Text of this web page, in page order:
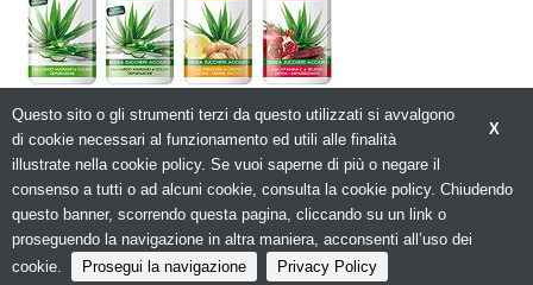
La gamma Vitermine con ALOE VERA si rinnova.
L’Istituto Erboristico L’Angelica rinnova la gamma di Health Drink...
© Copyright 2026. Spachoice.net - La tua Guida al Benessere - N.ro Iscrizione
ROC 20653 - Privacy policy
X
Questo sito o gli strumenti terzi da questo utilizzati si avvalgono
di cookie necessari al funzionamento ed utili alle finalità
illustrate nella cookie policy. Se vuoi saperne di più o negare il
consenso a tutti o ad alcuni cookie, consulta la cookie policy. Chiudendo
questo banner, scorrendo questa pagina, cliccando su un link o
proseguendo la navigazione in altra maniera, acconsenti all’uso dei
cookie.
Prosegui la navigazione Privacy Policy